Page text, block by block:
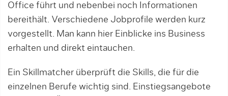
Office führt und nebenbei noch Informationen
bereithält. Verschiedene Jobprofile werden kurz
vorgestellt. Man kann hier Einblicke ins Business
erhalten und direkt eintauchen.
Ein Skillmatcher überprüft die Skills, die für die
einzelnen Berufe wichtig sind. Einstiegsangebote